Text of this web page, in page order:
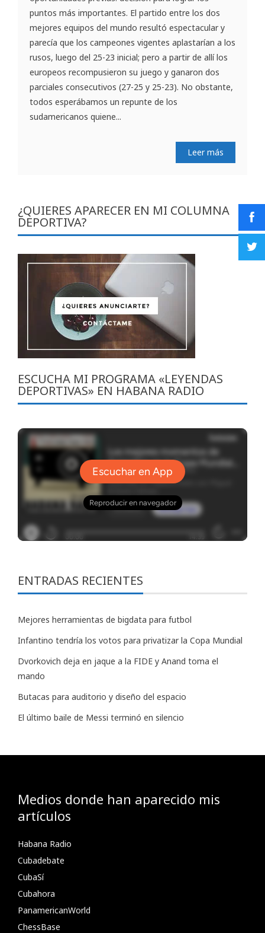
puntos más importantes. El partido entre los dos
mejores equipos del mundo resultó espectacular y
parecía que los campeones vigentes aplastarían a los
rusos, luego del 25-23 inicial; pero a partir de allí los
europeos recompusieron su juego y ganaron dos
parciales consecutivos (27-25 y 25-23). No obstante,
todos esperábamos un repunte de los
sudamericanos quiene...
Leer más
¿QUIERES APARECER EN MI COLUMNA
DEPORTIVA?
ESCUCHA MI PROGRAMA «LEYENDAS
DEPORTIVAS» EN HABANA RADIO
ENTRADAS RECIENTES
Mejores herramientas de bigdata para futbol
Infantino tendría los votos para privatizar la Copa Mundial
Dvorkovich deja en jaque a la FIDE y Anand toma el
mando
Butacas para auditorio y diseño del espacio
El último baile de Messi terminó en silencio
Medios donde han aparecido mis
artículos
Habana Radio
Cubadebate
CubaSí
Cubahora
PanamericanWorld
ChessBase